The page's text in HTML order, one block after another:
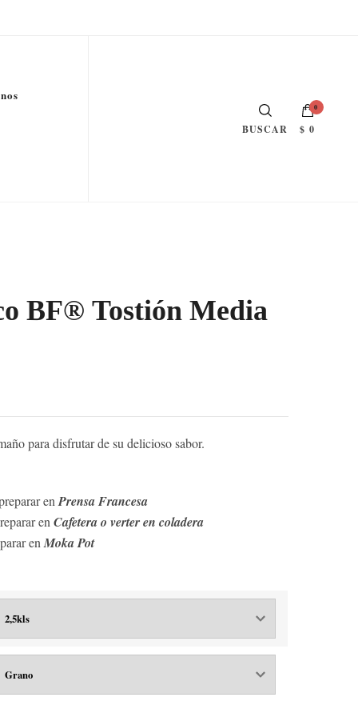
BUSCAR
0
$ 0
BF® Tostión Media
para disfrutar de su delicioso sabor.
enPrensa Francesa
enCafetera o verter en coladera
enMoka Pot